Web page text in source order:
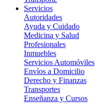
Servicios
Autoridades
Ayuda y Cuidado
Medicina y Salud
Profesionales
Inmuebles
Servicios Automóviles
Envíos a Domicilio
Derecho y Finanzas
Transportes
Enseñanza y Cursos